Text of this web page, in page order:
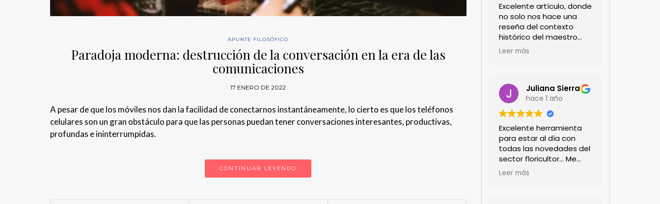
APUNTE FILOSÓFICO
Paradoja moderna: destrucción de la conversación en la era de las
comunicaciones
17 ENERO DE 2022
A pesar de que los móviles nos dan la facilidad de conectarnos instantáneamente, lo cierto es que los teléfonos
celulares son un gran obstáculo para que las personas puedan tener conversaciones interesantes, productivas,
profundas e ininterrumpidas.
CONTINUAR LEYENDO
Excelente artículo, donde
no solo nos hace una
reseña del contexto
histórico del maestro
jardinero japonés si no
Felicitaciones!!
Leer más
Juliana Sierra
hace 1 año
Excelente herramienta
para estar al día con
todas las novedades del
sector floricultor... Me
encanta!!!
Leer más